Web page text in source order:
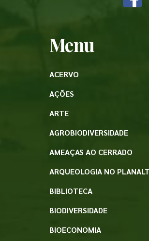
Menu
ACERVO
AÇÕES
ARTE
AGROBIODIVERSIDADE
AMEAÇAS AO CERRADO
ARQUEOLOGIA NO
BIBLIOTECA
BIODIVERSIDADE
BIOECONOMIA